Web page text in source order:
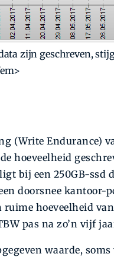
zijn geschreven,
(Write Endurance)
hoeveelheid
bij een 250GB-ssd
doorsnee kantoor-
hoeveelheid
pas na zo’n vijf
waarde,